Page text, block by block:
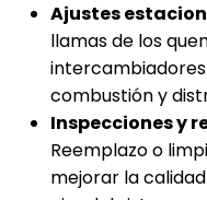
Ajustes
llamas de los
combustión y
Inspecciones y
Reemplazo o
mejorar la